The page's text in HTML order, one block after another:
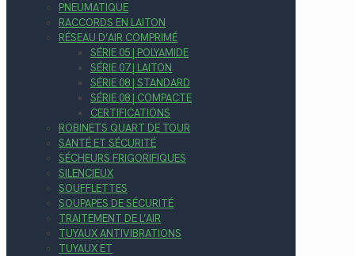
PNEUMATIQUE
RACCORDS EN LAITON
RÉSEAU D’AIR COMPRIMÉ
SÉRIE 05 | POLYAMIDE
SÉRIE 07 | LAITON
SÉRIE 08 | STANDARD
SÉRIE 08 | COMPACTE
CERTIFICATIONS
ROBINETS QUART DE TOUR
SANTÉ ET SÉCURITÉ
SÉCHEURS FRIGORIFIQUES
SILENCIEUX
SOUFFLETTES
SOUPAPES DE SÉCURITÉ
TRAITEMENT DE L’AIR
TUYAUX ANTIVIBRATIONS
TUYAUX ET